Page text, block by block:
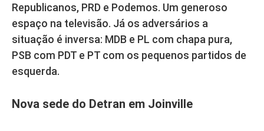
Republicanos, PRD e Podemos. Um generoso
espaço na televisão. Já os adversários a
situação é inversa: MDB e PL com chapa pura,
PSB com PDT e PT com os pequenos partidos de
esquerda.
Nova sede do Detran em Joinville